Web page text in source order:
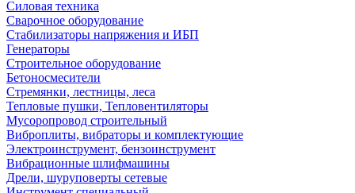
Силовая техника
Сварочное оборудование
Стабилизаторы напряжения и ИБП
Генераторы
Строительное оборудование
Бетоносмесители
Стремянки, лестницы, леса
Тепловые пушки, Тепловентиляторы
Мусоропровод строительный
Виброплиты, вибраторы и комплектующие
Электроинструмент, бензоинструмент
Вибрационные шлифмашины
Дрели, шуруповерты сетевые